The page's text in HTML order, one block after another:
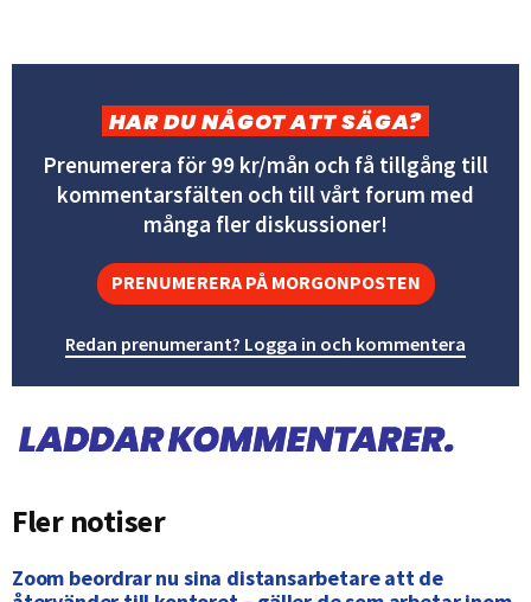
HAR DU NÅGOT ATT SÄGA?
Prenumerera för 99 kr/mån och få tillgång till
kommentarsfälten och till vårt forum med
många fler diskussioner!
PRENUMERERA PÅ MORGONPOSTEN
Redan prenumerant? Logga in och kommentera
Fler notiser
Zoom beordrar nu sina distansarbetare att de